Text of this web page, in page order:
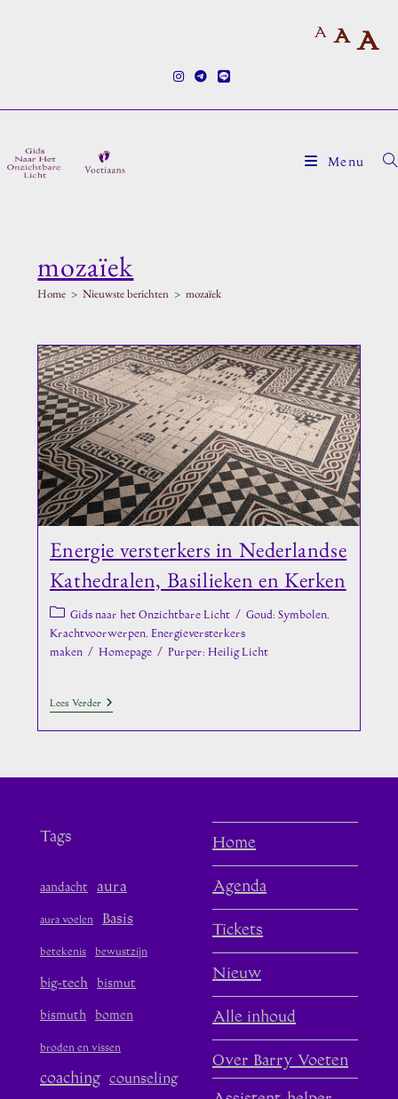
A A A
Menu
mozaïek
Home > Nieuwste berichten > mozaïek
Energie versterkers in Nederlandse
Kathedralen, Basilieken en Kerken
Berichtcategorie:
Gids naar het Onzichtbare Licht / Goud: Symbolen,
Krachtvoorwerpen, Energieversterkers
maken / Homepage / Purper: Heilig Licht
Lees VerderEnergie
In
Basilieken
Tags
aandacht aura
aura voelen Basis
betekenis bewustzijn
big-tech bismut
bismuth bomen
broden en vissen
coaching counseling
Home
Agenda
Tickets
Nieuw
Alle inhoud
Over Barry Voeten